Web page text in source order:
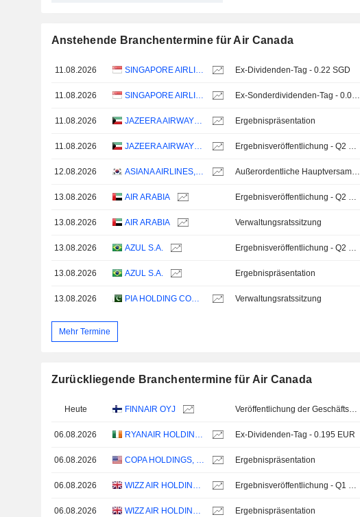
Anstehende Branchentermine für Air Canada
11.08.2026 SINGAPORE AIRLINES LIMITED Ex-Dividenden-Tag - 0.22 SGD
11.08.2026 SINGAPORE AIRLINES LIMITED Ex-Sonderdividenden-Tag - 0.07 SGD
11.08.2026 JAZEERA AIRWAYS K.S.C.P. Ergebnispräsentation
11.08.2026 JAZEERA AIRWAYS K.S.C.P. Ergebnisveröffentlichung - Q2 2026
12.08.2026 ASIANA AIRLINES, INC. Außerordentliche Hauptversammlung
13.08.2026 AIR ARABIA Ergebnisveröffentlichung - Q2 2026
13.08.2026 AIR ARABIA Verwaltungsratssitzung
13.08.2026 AZUL S.A. Ergebnisveröffentlichung - Q2 2026
13.08.2026 AZUL S.A. Ergebnispräsentation
13.08.2026 PIA HOLDING COMPANY LIMITED Verwaltungsratssitzung
Mehr Termine
Zurückliegende Branchentermine für Air Canada
Heute FINNAIR OYJ Veröffentlichung der Geschäftszahlen
06.08.2026 RYANAIR HOLDINGS PLC Ex-Dividenden-Tag - 0.195 EUR
06.08.2026 COPA HOLDINGS, S.A. Ergebnispräsentation
06.08.2026 WIZZ AIR HOLDINGS PLC Ergebnisveröffentlichung - Q1 2027
06.08.2026 WIZZ AIR HOLDINGS PLC Ergebnispräsentation